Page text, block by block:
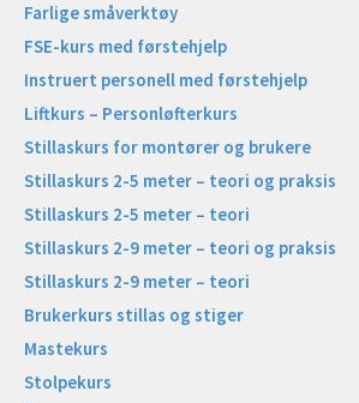
Farlige småverktøy
FSE-kurs med førstehjelp
Instruert personell med førstehjelp
Liftkurs – Personløfterkurs
Stillaskurs for montører og brukere
Stillaskurs 2-5 meter – teori og praksis
Stillaskurs 2-5 meter – teori
Stillaskurs 2-9 meter – teori og praksis
Stillaskurs 2-9 meter – teori
Brukerkurs stillas og stiger
Mastekurs
Stolpekurs